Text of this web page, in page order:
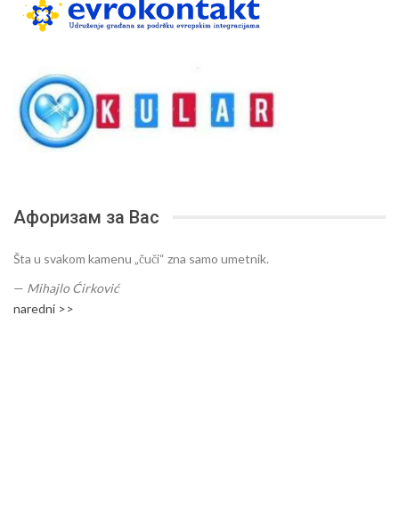
Афоризам за Вас
Šta u svakom kamenu „čuči“ zna samo umetnik.
— Mihajlo Ćirković
naredni >>